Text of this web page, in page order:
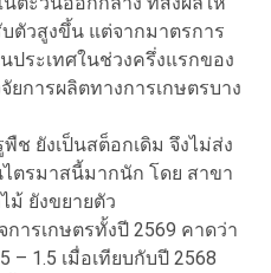
ตัวสูงขึ้น แต่จากมาตรการ
ประเทศในช่วงครึ่งแรกของ
ยการผลิตทางการเกษตรบาง
ช ยังเป็นสต็อกเดิม จึงไม่ส่ง
ตรมาสนี้มากนัก โดย สาขา
ม้ ยังขยายตัว
ารเกษตรทั้งปี 2569 คาดว่า
– 1.5 เมื่อเทียบกับปี 2568